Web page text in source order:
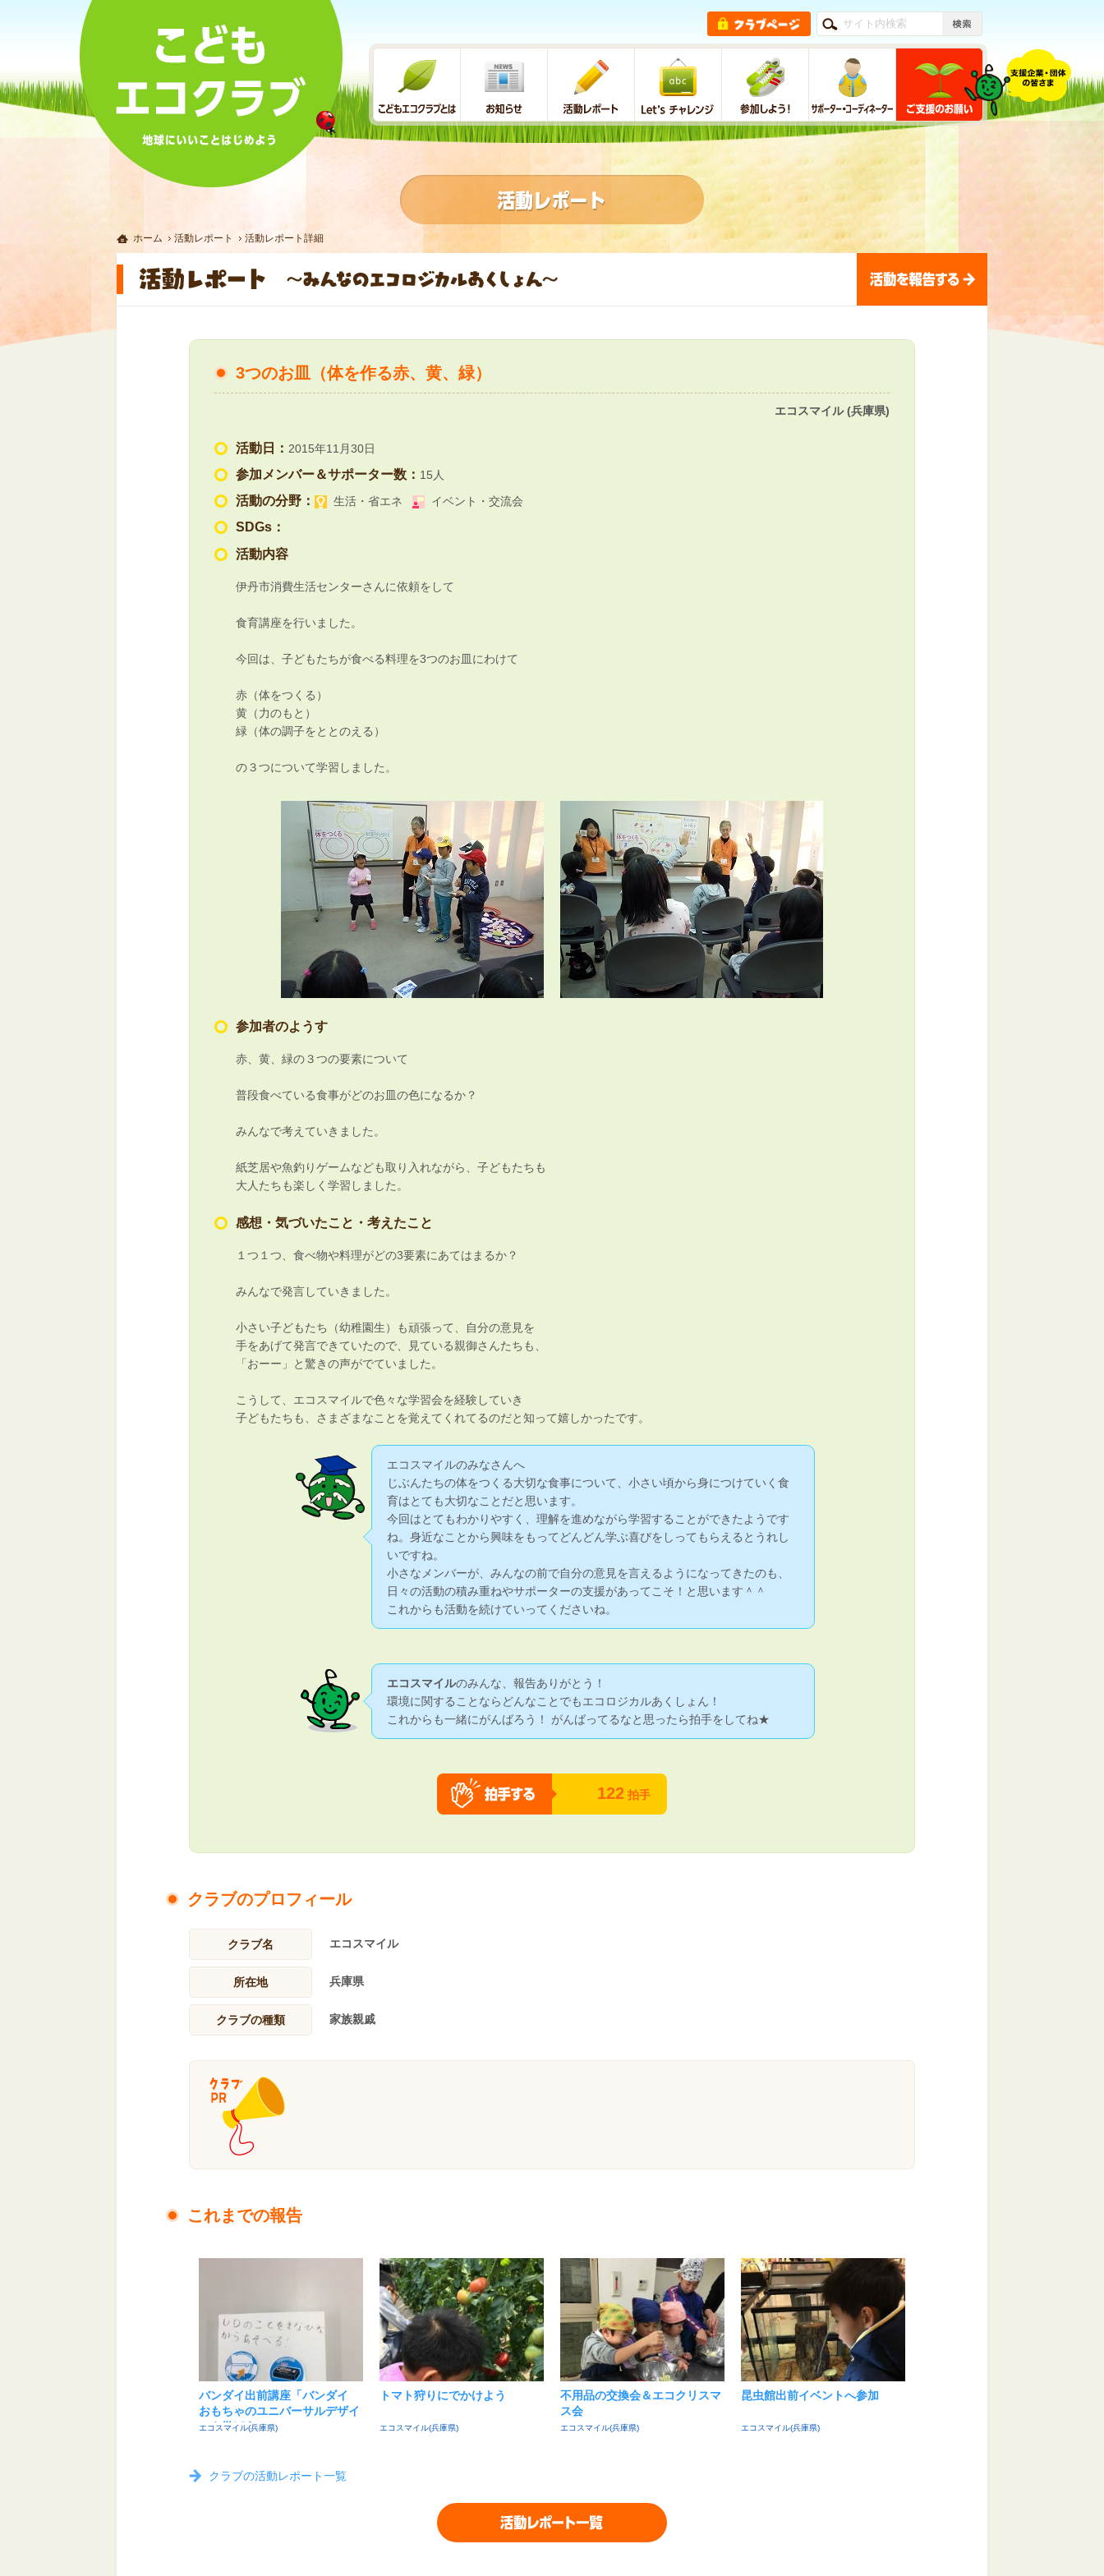
ホーム 活動レポート 活動レポート詳細
3つのお皿（体を作る赤、黄、緑）
エコスマイル (兵庫県)
活動日： 2015年11月30日
参加メンバー＆サポーター数： 15人
活動の分野： 生活・省エネ イベント・交流会
SDGs：
活動内容
伊丹市消費生活センターさんに依頼をして
食育講座を行いました。
今回は、子どもたちが食べる料理を3つのお皿にわけて
赤（体をつくる）
黄（力のもと）
緑（体の調子をととのえる）
の３つについて学習しました。
参加者のようす
赤、黄、緑の３つの要素について
普段食べている食事がどのお皿の色になるか？
みんなで考えていきました。
紙芝居や魚釣りゲームなども取り入れながら、子どもたちも
大人たちも楽しく学習しました。
感想・気づいたこと・考えたこと
１つ１つ、食べ物や料理がどの3要素にあてはまるか？
みんなで発言していきました。
小さい子どもたち（幼稚園生）も頑張って、自分の意見を
手をあげて発言できていたので、見ている親御さんたちも、
「おーー」と驚きの声がでていました。
こうして、エコスマイルで色々な学習会を経験していき
子どもたちも、さまざまなことを覚えてくれてるのだと知って嬉しかったです。
エコスマイルのみなさんへ
じぶんたちの体をつくる大切な食事について、小さい頃から身につけていく食
育はとても大切なことだと思います。
今回はとてもわかりやすく、理解を進めながら学習することができたようです
ね。身近なことから興味をもってどんどん学ぶ喜びをしってもらえるとうれし
いですね。
小さなメンバーが、みんなの前で自分の意見を言えるようになってきたのも、
日々の活動の積み重ねやサポーターの支援があってこそ！と思います＾＾
これからも活動を続けていってくださいね。
エコスマイルのみんな、報告ありがとう！
環境に関することならどんなことでもエコロジカルあくしょん！
これからも一緒にがんばろう！ がんばってるなと思ったら拍手をしてね★
122 拍手
クラブのプロフィール
クラブ名 エコスマイル
所在地 兵庫県
クラブの種類 家族親戚
これまでの報告
バンダイ出前講座「バンダイ
おもちゃのユニバーサルデザイ
ンを学ぼう」
エコスマイル(兵庫県)
トマト狩りにでかけよう
エコスマイル(兵庫県)
不用品の交換会＆エコクリスマ
ス会
エコスマイル(兵庫県)
昆虫館出前イベントへ参加
エコスマイル(兵庫県)
クラブの活動レポート一覧